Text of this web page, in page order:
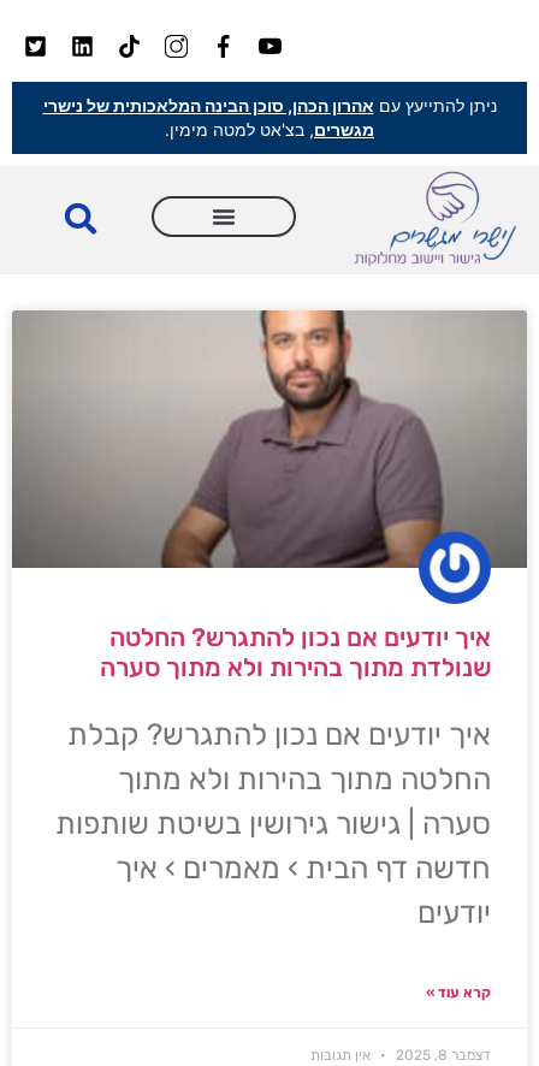
ניתן להתייעץ עם אהרון הכהן, סוכן הבינה המלאכותית של נישרי
מגשרים, בצ'אט למטה מימין.
איך יודעים אם נכון להתגרש? החלטה
שנולדת מתוך בהירות ולא מתוך סערה
איך יודעים אם נכון להתגרש? קבלת
החלטה מתוך בהירות ולא מתוך
סערה | גישור גירושין בשיטת שותפות
חדשה דף הבית › מאמרים › איך
יודעים
קרא עוד »
דצמבר 8, 2025 אין תגובות